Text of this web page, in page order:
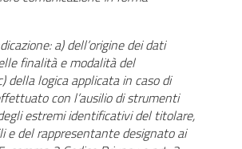
a) dell’origine dei dati
finalità e modalità del
della logica applicata in caso di
con l’ausilio di strumenti
estremi identificativi del titolare,
e del rappresentante designato ai